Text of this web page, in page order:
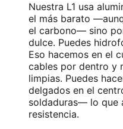
Nuestra L1 usa
el más barato
el carbono— sino
dulce. Puedes
Eso hacemos en el
cables por dentro y
limpias. Puedes
delgados en el
soldaduras— lo que
resistencia.